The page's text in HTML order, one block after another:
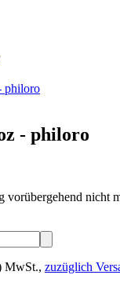
philoro
- philoro
vorübergehend nicht
MwSt., zuzüglich